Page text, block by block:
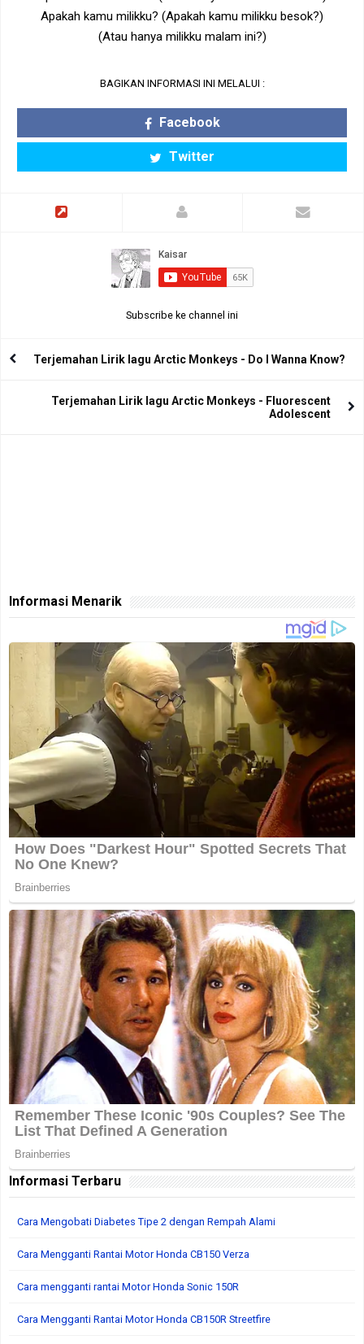
Apakah kamu milikku? (Apakah kamu milikku besok?)
(Atau hanya milikku malam ini?)
BAGIKAN INFORMASI INI MELALUI :
Facebook
Twitter
Subscribe ke channel ini
Terjemahan Lirik lagu Arctic Monkeys - Do I Wanna Know?
Terjemahan Lirik lagu Arctic Monkeys - Fluorescent
Adolescent
Informasi Menarik
Informasi Terbaru
Cara Mengobati Diabetes Tipe 2 dengan Rempah Alami
Cara Mengganti Rantai Motor Honda CB150 Verza
Cara mengganti rantai Motor Honda Sonic 150R
Cara Mengganti Rantai Motor Honda CB150R Streetfire